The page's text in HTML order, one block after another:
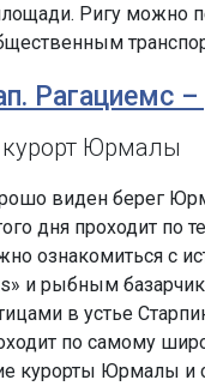
Ригу можно
Рагациемс
Юрмалы
виден берег
дня проходит по
ознакомиться с
и рыбным
в устье
по самому
курорты Юрмалы